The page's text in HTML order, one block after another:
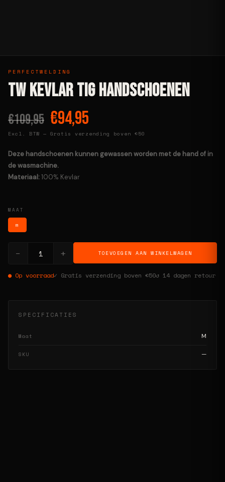
PERFECTWELDING
TW Kevlar TIG Handschoenen
€109,95 €94,95
Excl. BTW — Gratis verzending boven €50
Deze handschoenen kunnen gewassen worden met de hand of in
de wasmachine.
Materiaal:100% Kevlar
MAAT
m
− + TOEVOEGEN AAN WINKELWAGEN
● Op voorraad✓ Gratis verzending boven €50↺ 14 dagen retour
SPECIFICATIES
Maat M
SKU —